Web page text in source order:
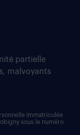
partielle
malvoyants
immatriculée
sous le numéro